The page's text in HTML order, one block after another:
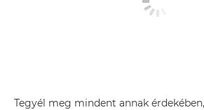
Tegyél meg mindent annak